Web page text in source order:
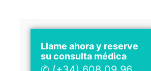
Llame ahora y reserve
su consulta médica